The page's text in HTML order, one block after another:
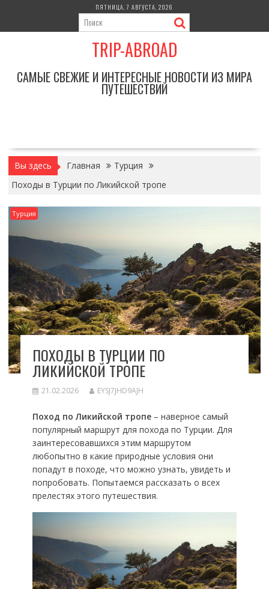
содержимому
ПЯТНИЦА, 7 АВГУСТА, 2026
TRIP-ABROAD
САМЫЕ СВЕЖИЕ И ИНТЕРЕСНЫЕ НОВОСТИ ИЗ МИРА
ПУТЕШЕСТВИЙ
Вы здесь Главная
Турция
Походы в Турции по Ликийской тропе
Турция
ПОХОДЫ В ТУРЦИИ ПО
ЛИКИЙСКОЙ ТРОПЕ
21.02.2026 EYSJ7JHD9AJH
Поход по Ликийской тропе– наверное самый
популярный маршрут для похода по Турции. Для
заинтересовавшихся этим маршрутом
любопытно в какие природные условия они
попадут в походе, что можно узнать, увидеть и
попробовать. Попытаемся рассказать о всех
прелестях этого путешествия.